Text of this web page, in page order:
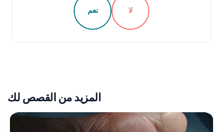
نعم لا
المزيد من القصص لك